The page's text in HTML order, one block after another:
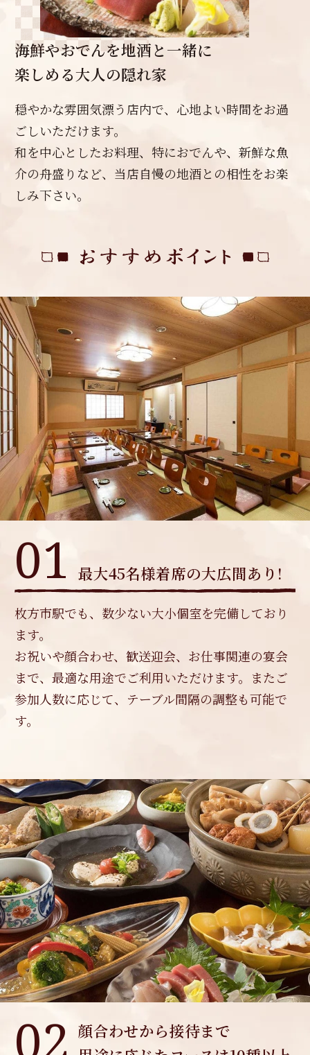
海鮮やおでんを地酒と一緒に
楽しめる大人の隠れ家
穏やかな雰囲気漂う店内で、心地よい時間をお過
ごしいただけます。
和を中心としたお料理、特におでんや、新鮮な魚
介の舟盛りなど、当店自慢の地酒との相性をお楽
しみ下さい。
01 最大45名様着席の大広間あり!
枚方市駅でも、数少ない大小個室を完備しており
ます。
お祝いや顔合わせ、歓送迎会、お仕事関連の宴会
まで、最適な用途でご利用いただけます。またご
参加人数に応じて、テーブル間隔の調整も可能で
す。
02 顔合わせから接待まで